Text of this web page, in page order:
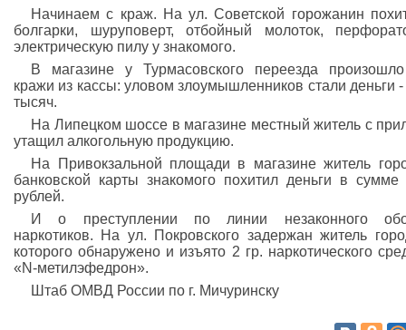
Начинаем с краж. На ул. Советской горожанин
болгарки, шуруповерт, отбойный молоток,
электрическую пилу у знакомого.
В магазине у Турмасовского переезда
кражи из кассы: уловом злоумышленников стали деньги
тысяч.
На Липецком шоссе в магазине местный житель с
утащил алкогольную продукцию.
На Привокзальной площади в магазине житель
банковской карты знакомого похитил деньги в сумме
рублей.
И о преступлении по линии незаконного
наркотиков. На ул. Покровского задержан житель
которого обнаружено и изъято 2 гр. наркотического
«N-метилэфедрон».
Штаб ОМВД России по г. Мичуринску